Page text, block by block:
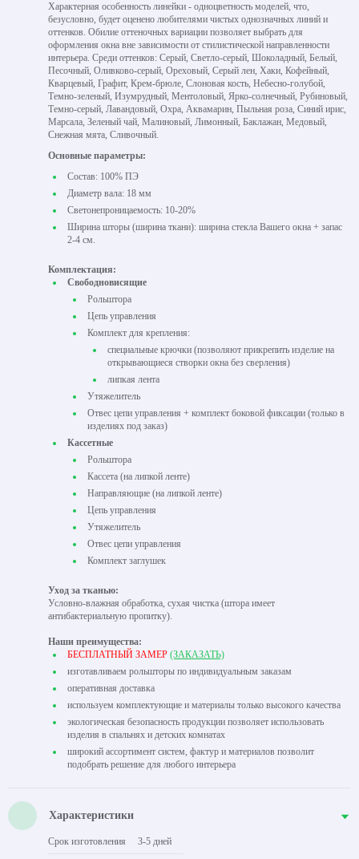
Характерная особенность линейки - одноцветность моделей, что,
безусловно, будет оценено любителями чистых однозначных линий и
оттенков. Обилие оттеночных вариации позволяет выбрать для
оформления окна вне зависимости от стилистической направленности
интерьера. Среди оттенков: Серый, Светло-серый, Шоколадный, Белый,
Песочный, Оливково-серый, Ореховый, Серый лен, Хаки, Кофейный,
Кварцевый, Графит, Крем-брюле, Слоновая кость, Небесно-голубой,
Темно-зеленый, Изумрудный, Ментоловый, Ярко-солнечный, Рубиновый,
Темно-серый, Лавандовый, Охра, Аквамарин, Пыльная роза, Синий ирис,
Марсала, Зеленый чай, Малиновый, Лимонный, Баклажан, Медовый,
Снежная мята, Сливочный.
Основные параметры:
Состав: 100% ПЭ
Диаметр вала: 18 мм
Светонепроницаемость: 10-20%
Ширина шторы (ширина ткани): ширина стекла Вашего окна + запас
2-4 см.
Комплектация:
Свободновисящие
Рольштора
Цепь управления
Комплект для крепления:
специальные крючки (позволяют прикрепить изделие на
открывающиеся створки окна без сверления)
липкая лента
Утяжелитель
Отвес цепи управления + комплект боковой фиксации (только в
изделиях под заказ)
Кассетные
Рольштора
Кассета (на липкой ленте)
Направляющие (на липкой ленте)
Цепь управления
Утяжелитель
Отвес цепи управления
Комплект заглушек
Уход за тканью:
Условно-влажная обработка, сухая чистка (штора имеет
антибактериальную пропитку).
Наши преимущества:
БЕСПЛАТНЫЙ ЗАМЕР (ЗАКАЗАТЬ)
изготавливаем рольшторы по индивидуальным заказам
оперативная доставка
используем комплектующие и материалы только высокого качества
экологическая безопасность продукции позволяет использовать
изделия в спальнях и детских комнатах
широкий ассортимент систем, фактур и материалов позволит
подобрать решение для любого интерьера
Характеристики
Срок изготовления 3-5 дней